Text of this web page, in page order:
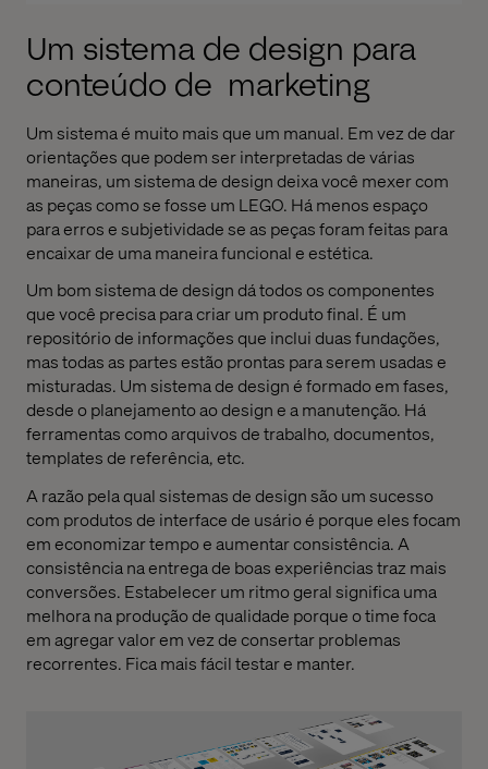
Um sistema de design para
conteúdo de marketing
Um sistema é muito mais que um manual. Em vez de dar
orientações que podem ser interpretadas de várias
maneiras, um sistema de design deixa você mexer com
as peças como se fosse um LEGO. Há menos espaço
para erros e subjetividade se as peças foram feitas para
encaixar de uma maneira funcional e estética.
Um bom sistema de design dá todos os componentes
que você precisa para criar um produto final. É um
repositório de informações que inclui duas fundações,
mas todas as partes estão prontas para serem usadas e
misturadas. Um sistema de design é formado em fases,
desde o planejamento ao design e a manutenção. Há
ferramentas como arquivos de trabalho, documentos,
templates de referência, etc.
A razão pela qual sistemas de design são um sucesso
com produtos de interface de usário é porque eles focam
em economizar tempo e aumentar consistência. A
consistência na entrega de boas experiências traz mais
conversões. Estabelecer um ritmo geral significa uma
melhora na produção de qualidade porque o time foca
em agregar valor em vez de consertar problemas
recorrentes. Fica mais fácil testar e manter.